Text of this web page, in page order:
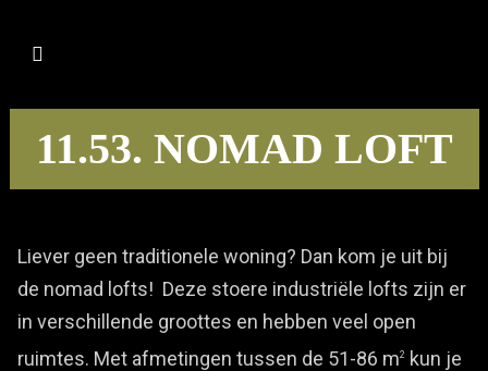
11.53. NOMAD LOFT
Liever geen traditionele woning? Dan kom je uit bij
de nomad lofts! Deze stoere industriële lofts zijn er
in verschillende groottes en hebben veel open
ruimtes. Met afmetingen tussen de 51-86 m2 kun je